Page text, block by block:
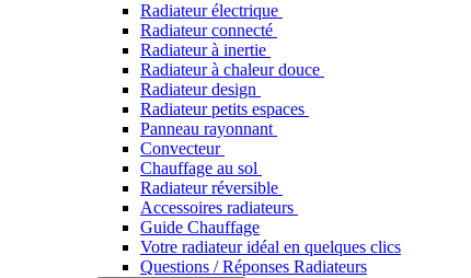
Radiateur électrique
Radiateur connecté
Radiateur à inertie
Radiateur à chaleur douce
Radiateur design
Radiateur petits espaces
Panneau rayonnant
Convecteur
Chauffage au sol
Radiateur réversible
Accessoires radiateurs
Guide Chauffage
Votre radiateur idéal en quelques clics
Questions / Réponses Radiateurs